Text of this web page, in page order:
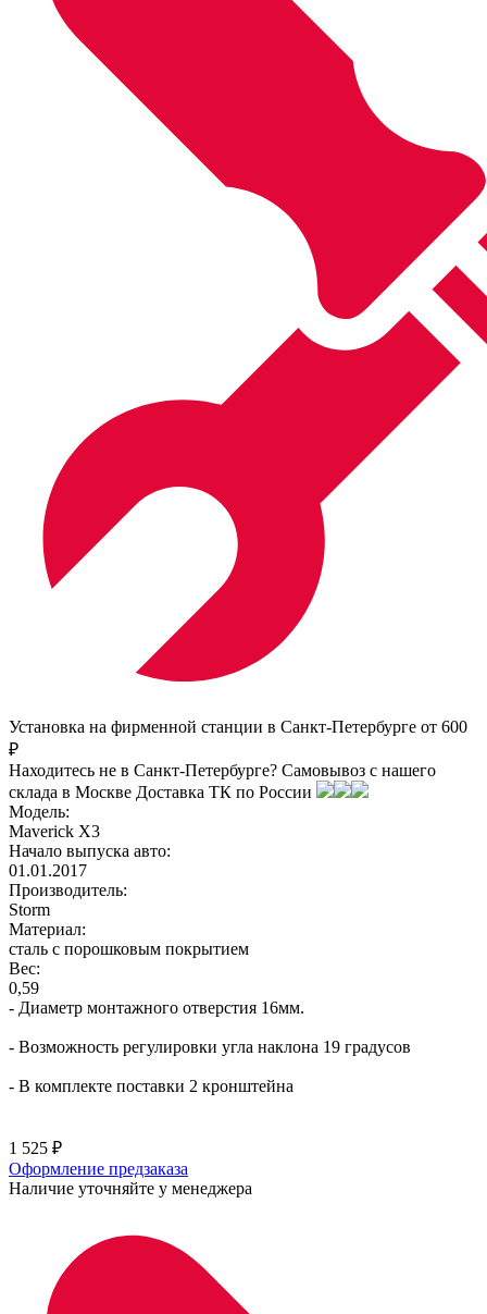
Установка на фирменной станции в Санкт-Петербурге от 600
₽
Находитесь не в Санкт-Петербурге? Самовывоз с нашего
склада в Москве Доставка ТК по России
Модель:
Maverick X3
Начало выпуска авто:
01.01.2017
Производитель:
Storm
Материал:
сталь с порошковым покрытием
Вес:
0,59
- Диаметр монтажного отверстия 16мм.
- Возможность регулировки угла наклона 19 градусов
- В комплекте поставки 2 кронштейна
1 525 ₽
Оформление предзаказа
Наличие уточняйте у менеджера